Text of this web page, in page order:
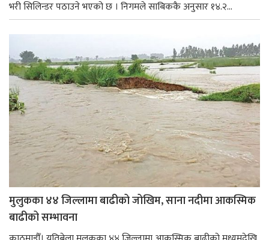
भरी सिलिन्डर पठाउने भएको छ । निगमले साबिककै अनुसार १४.२...
मुलुकका ४४ जिल्लामा बाढीको जोखिम, साना नदीमा आकस्मिक
बाढीको सम्भावना